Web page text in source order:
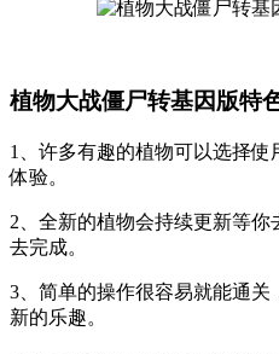
植物大战僵尸转基因版特
1、许多有趣的植物可以选择
体验。
2、全新的植物会持续更新等
去完成。
3、简单的操作很容易就能通
新的乐趣。